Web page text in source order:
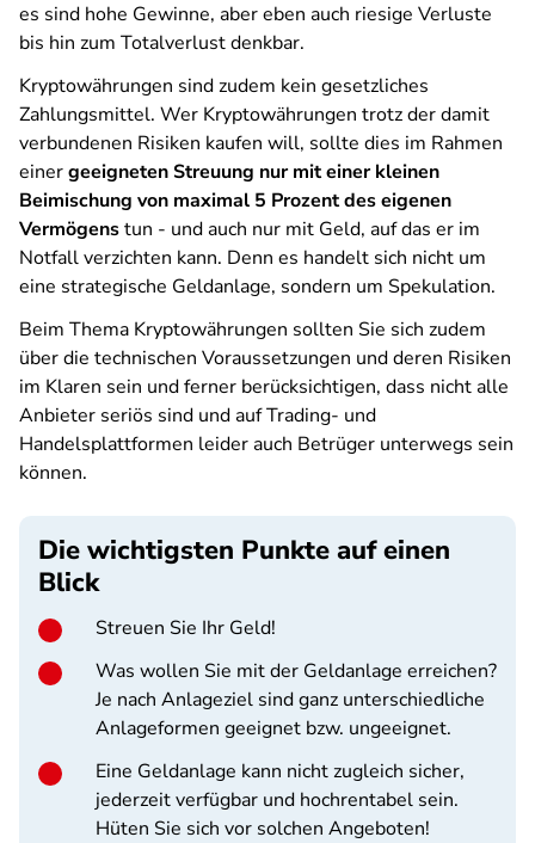
es sind hohe Gewinne, aber eben auch riesige Verluste
bis hin zum Totalverlust denkbar.
Kryptowährungen sind zudem kein gesetzliches
Zahlungsmittel. Wer Kryptowährungen trotz der damit
verbundenen Risiken kaufen will, sollte dies im Rahmen
einergeeigneten Streuung nur mit einer kleinen
Beimischung von maximal 5 Prozent des eigenen
Vermögenstun - und auch nur mit Geld, auf das er im
Notfall verzichten kann. Denn es handelt sich nicht um
eine strategische Geldanlage, sondern um Spekulation.
Beim Thema Kryptowährungen sollten Sie sich zudem
über die technischen Voraussetzungen und deren Risiken
im Klaren sein und ferner berücksichtigen, dass nicht alle
Anbieter seriös sind und auf Trading- und
Handelsplattformen leider auch Betrüger unterwegs sein
können.
Die wichtigsten Punkte auf einen
Blick
Streuen Sie Ihr Geld!
Was wollen Sie mit der Geldanlage erreichen?
Je nach Anlageziel sind ganz unterschiedliche
Anlageformen geeignet bzw. ungeeignet.
Eine Geldanlage kann nicht zugleich sicher,
jederzeit verfügbar und hochrentabel sein.
Hüten Sie sich vor solchen Angeboten!